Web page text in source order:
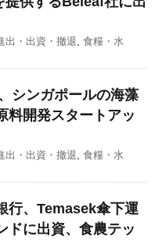
出・出資・撤退 食糧・水
シンガポールの海藻
料開発スタートアッ
出・出資・撤退 食糧・水
行、Temasek傘下運
ドに出資、食農テッ